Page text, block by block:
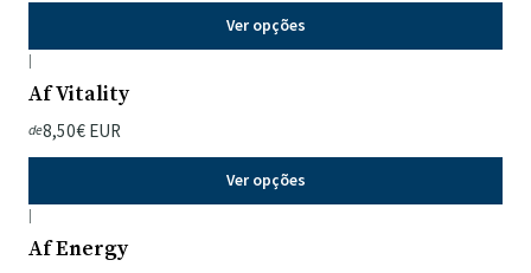
Ver opções
|
Af Vitality
de8,50€ EUR
Ver opções
|
Af Energy